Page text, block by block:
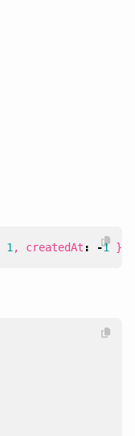
1 , createdAt : -1 });